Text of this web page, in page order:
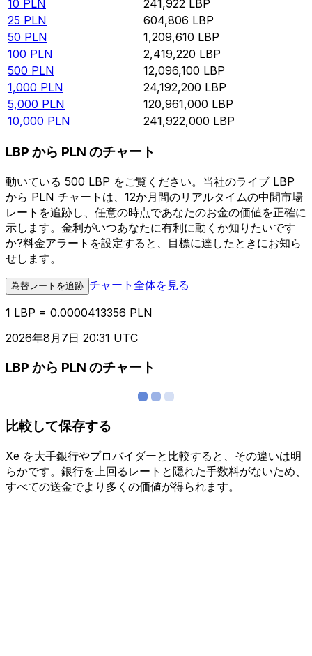
10 PLN 241,922 LBP
25 PLN 604,806 LBP
50 PLN 1,209,610 LBP
100 PLN 2,419,220 LBP
500 PLN 12,096,100 LBP
1,000 PLN 24,192,200 LBP
5,000 PLN 120,961,000 LBP
10,000 PLN 241,922,000 LBP
LBP から PLN のチャート
動いている 500 LBP をご覧ください。当社のライブ LBP
から PLN チャートは、12か月間のリアルタイムの中間市場
レートを追跡し、任意の時点であなたのお金の価値を正確に
示します。金利がいつあなたに有利に動くか知りたいです
か?料金アラートを設定すると、目標に達したときにお知ら
せします。
為替レートを追跡 チャート全体を見る
1 LBP = 0.0000413356 PLN
2026年8月7日 20:31 UTC
LBP から PLN のチャート
比較して保存する
Xe を大手銀行やプロバイダーと比較すると、その違いは明
らかです。銀行を上回るレートと隠れた手数料がないため、
すべての送金でより多くの価値が得られます。